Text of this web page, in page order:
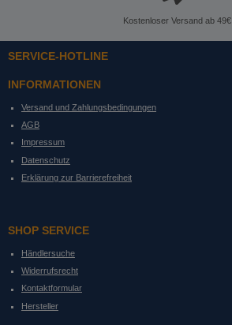
Kostenloser Versand ab 49€
SERVICE-HOTLINE
INFORMATIONEN
Versand und Zahlungsbedingungen
AGB
Impressum
Datenschutz
Erklärung zur Barrierefreiheit
SHOP SERVICE
Händlersuche
Widerrufsrecht
Kontaktformular
Hersteller